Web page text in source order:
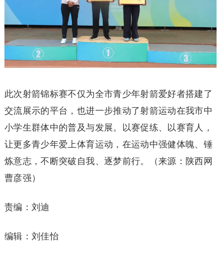
此次射箭锦标赛不仅为全市青少年射箭爱好者搭建了
交流展示的平台，也进一步推动了射箭运动在我市中
小学生群体中的普及与发展。以赛促练、以赛育人，
让更多青少年爱上体育运动，在运动中强健体魄、锤
炼意志，不断突破自我、逐梦前行。（来源：陕西网
曹彦强）
责编：刘迪
编辑：刘佳怡